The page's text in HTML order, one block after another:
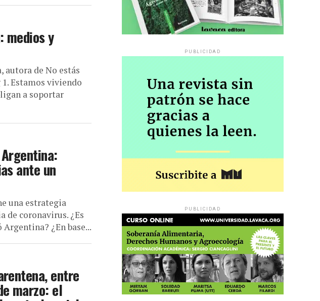
medios y
autora de No estás
Estamos viviendo
a soportar
ante un
una estrategia
de coronavirus. ¿Es
¿En base...
entre
marzo: el
PUBLICIDAD
PUBLICIDAD